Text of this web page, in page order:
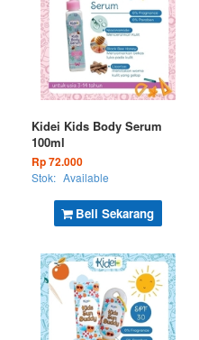
Beli Sekarang
Kidei Kids Body Serum
100ml
Rp 72.000
Stok: Available